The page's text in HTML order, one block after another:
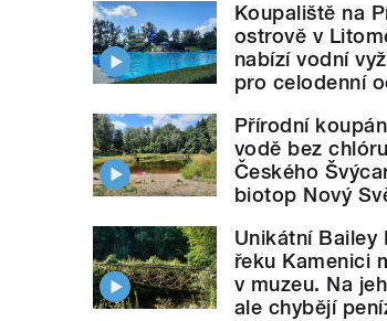
Koupaliště na
ostrově v
nabízí vodní
pro celodenní
Přírodní
vodě bez
Českého
biotop Nový
Unikátní Bailey
řeku Kamenici
v muzeu. Na
ale chybějí